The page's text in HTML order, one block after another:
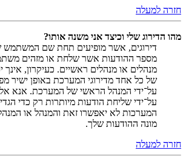
חזרה למעלה
מהו הדירוג שלי וכיצד אני משנה אותו?
דירוגים, אשר מופיעים תחת שם המשתמש
מספר ההודעות אשר שלחת או מזהים
מנהלים או מנהלים ראשיים. כעיקרון, אינך
של כל אחד מדירוגי המערכת באופן ישיר
על־ידי המנהל הראשי של המערכת. אנא
על־ידי שליחת הודעות מיותרות רק כדי
המערכות לא יאפשרו זאת והמנהל או
מונה ההודעות שלך.
חזרה למעלה